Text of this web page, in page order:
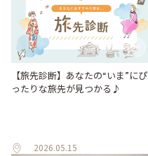
【旅先診断】あなたの“いま”にぴ
ったりな旅先が見つかる♪
2026.05.15